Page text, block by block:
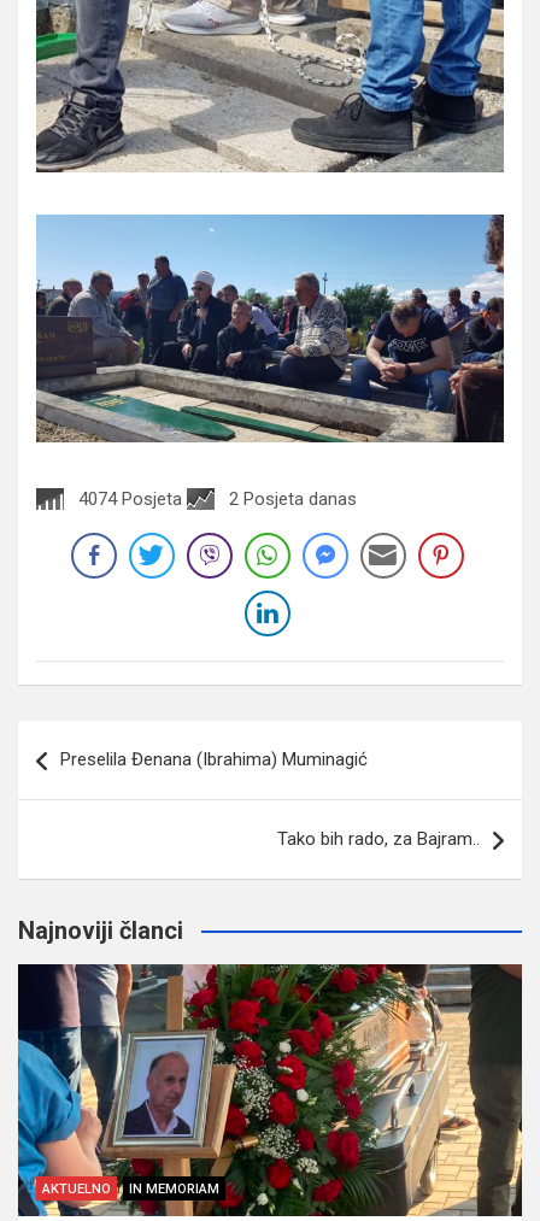
4074 Posjeta 2 Posjeta danas
članaka
Preselila Đenana (Ibrahima) Muminagić
Tako bih rado, za Bajram..
Najnoviji članci
AKTUELNO IN MEMORIAM